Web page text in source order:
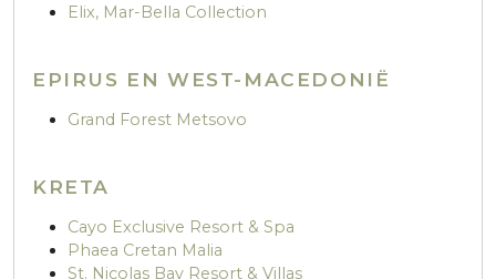
Elix, Mar-Bella Collection
EPIRUS EN WEST-MACEDONIË
Grand Forest Metsovo
KRETA
Cayo Exclusive Resort & Spa
Phaea Cretan Malia
St. Nicolas Bay Resort & Villas